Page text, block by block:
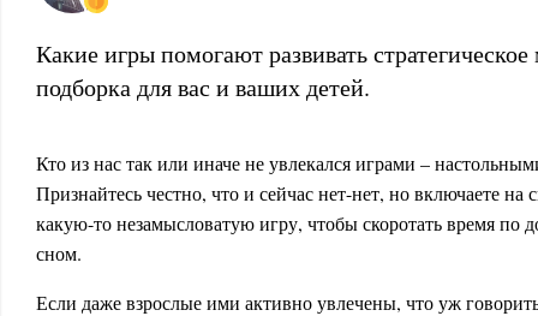
Какие игры помогают развивать
подборка для вас и ваших детей.
Кто из нас так или иначе не увлекался играми –
Признайтесь честно, что и сейчас нет-нет, но включаете
какую-то незамысловатую игру, чтобы скоротать время по
сном.
Если даже взрослые ими активно увлечены, что уж